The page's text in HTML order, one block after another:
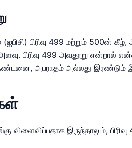
பிரிவு 499 மற்றும் 500ன் கீழ்,
பிரிவு 499 அவதூறு என்றால்
அபராதம் அல்லது இரண்டும்
விளைவிப்பதாக இருந்தாலும்,